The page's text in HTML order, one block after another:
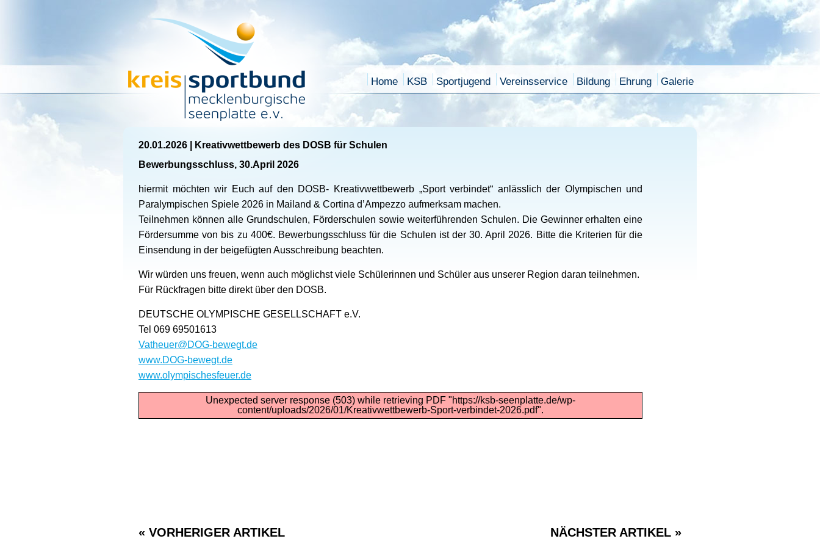
Home KSB Sportjugend Vereinsservice Bildung Ehrung Galerie
20.01.2026
Kreativwettbewerb des DOSB für Schulen
Bewerbungsschluss, 30.April 2026
hiermit möchten wir Euch auf den DOSB- Kreativwettbewerb „Sport verbindet“ anlässlich der Olympischen und
Paralympischen Spiele 2026 in Mailand & Cortina d’Ampezzo aufmerksam machen.
Teilnehmen können alle Grundschulen, Förderschulen sowie weiterführenden Schulen. Die Gewinner erhalten eine
Fördersumme von bis zu 400€. Bewerbungsschluss für die Schulen ist der 30. April 2026. Bitte die Kriterien für die
Einsendung in der beigefügten Ausschreibung beachten.
Wir würden uns freuen, wenn auch möglichst viele Schülerinnen und Schüler aus unserer Region daran teilnehmen.
Für Rückfragen bitte direkt über den DOSB.
DEUTSCHE OLYMPISCHE GESELLSCHAFT e.V.
Tel 069 69501613
Vatheuer@DOG-bewegt.de
www.DOG-bewegt.de
www.olympischesfeuer.de
Unexpected server response (503) while retrieving PDF "https://ksb-seenplatte.de/wp-
content/uploads/2026/01/Kreativwettbewerb-Sport-verbindet-2026.pdf".
NÄCHSTER ARTIKEL »
« VORHERIGER ARTIKEL